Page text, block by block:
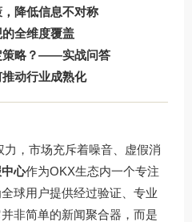
降低信息不对称
全维度覆盖
策略？——实战问答
动行业成熟化
，市场充斥着噪音、虚假消
心作为OKX生态内一个专注
球用户提供经过验证、专业
非简单的新闻聚合器，而是